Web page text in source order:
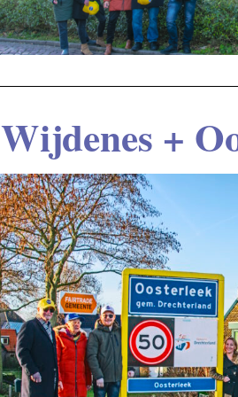
Wijdenes +